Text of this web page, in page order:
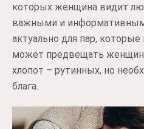
которых женщина видит
важными и
актуально для пар,
может предвещать
хлопот – рутинных, но
блага.